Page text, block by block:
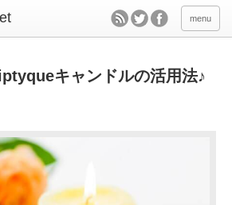
menu
キャンドルの活用法♪